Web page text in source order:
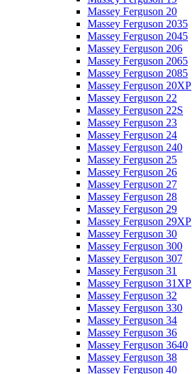
Massey Ferguson 20
Massey Ferguson 2035
Massey Ferguson 2045
Massey Ferguson 206
Massey Ferguson 2065
Massey Ferguson 2085
Massey Ferguson 20XP
Massey Ferguson 22
Massey Ferguson 22S
Massey Ferguson 23
Massey Ferguson 24
Massey Ferguson 240
Massey Ferguson 25
Massey Ferguson 26
Massey Ferguson 27
Massey Ferguson 28
Massey Ferguson 29
Massey Ferguson 29XP
Massey Ferguson 30
Massey Ferguson 300
Massey Ferguson 307
Massey Ferguson 31
Massey Ferguson 31XP
Massey Ferguson 32
Massey Ferguson 330
Massey Ferguson 34
Massey Ferguson 36
Massey Ferguson 3640
Massey Ferguson 38
Massey Ferguson 40